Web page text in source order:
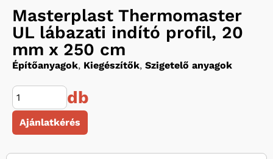
Masterplast Thermomaster
UL lábazati indító profil, 20
mm x 250 cm
Építőanyagok, Kiegészítők, Szigetelő anyagok
db
Ajánlatkérés